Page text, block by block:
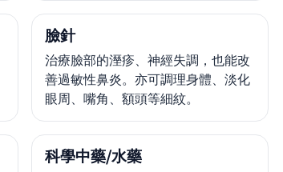
臉針
治療臉部的溼疹、神經失調，也能改
善過敏性鼻炎。亦可調理身體、淡化
眼周、嘴角、額頭等細紋。
科學中藥/水藥